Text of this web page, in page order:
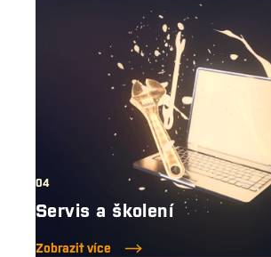
04
Servis a školení
Zobrazit více